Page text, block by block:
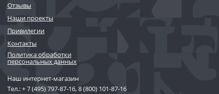
Отзывы
Наши проекты
Привилегии
Контакты
Политика обработки
персональных данных
Наш интернет-магазин
Тел.:+ 7 (495) 797-87-16,8 (800) 101-87-16